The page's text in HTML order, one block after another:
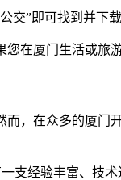
”即可找到并下
在厦门生活或旅
，在众多的厦
支经验丰富、技